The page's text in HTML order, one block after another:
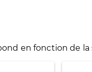
en fonction de